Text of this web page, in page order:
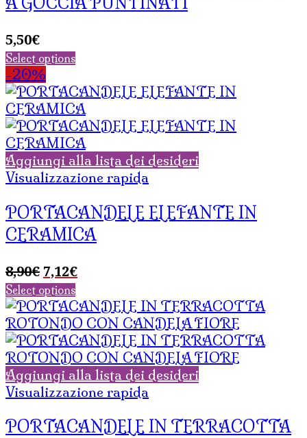
5,50€
Select options
-20%
Aggiungi alla lista dei desideri
Visualizzazione rapida
PORTACANDELE ELEFANTE IN
CERAMICA
8,90€ Il
prezzo
originale
era:
8,90€.
7,12€Il
attuale
è:
7,12€.
Select options
Aggiungi alla lista dei desideri
Visualizzazione rapida
PORTACANDELE IN TERRACOTTA